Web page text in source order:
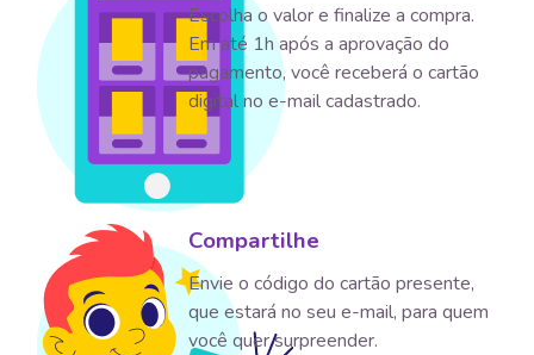
Escolha o valor e finalize a compra.
Em até 1h após a aprovação do
pagamento, você receberá o cartão
digital no e-mail cadastrado.
Compartilhe
Envie o código do cartão presente,
que estará no seu e-mail, para quem
você quer surpreender.